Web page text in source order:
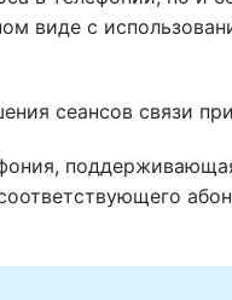
виде с
сеансов связи